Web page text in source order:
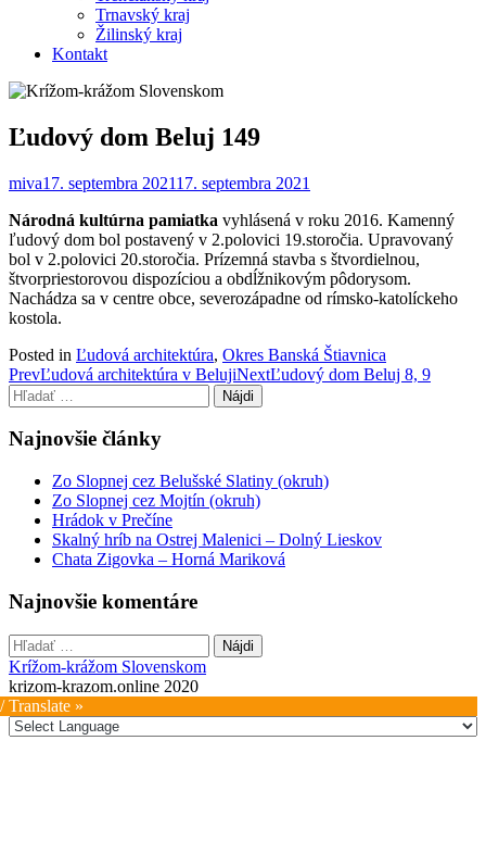
Trnavský kraj
Žilinský kraj
Kontakt
Ľudový dom Beluj 149
miva17. septembra 202117. septembra 2021
Národná kultúrna pamiatka vyhlásená v roku 2016. Kamenný
ľudový dom bol postavený v 2.polovici 19.storočia. Upravovaný
bol v 2.polovici 20.storočia. Prízemná stavba s štvordielnou,
štvorpriestorovou dispozíciou a obdĺžnikovým pôdorysom.
Nachádza sa v centre obce, severozápadne od rímsko-katolíckeho
kostola.
Posted in Ľudová architektúra, Okres Banská Štiavnica
Post
navigation
PrevĽudová architektúra v BelujiNextĽudový dom Beluj 8, 9
Hľadať:
Najnovšie články
Zo Slopnej cez Belušské Slatiny (okruh)
Zo Slopnej cez Mojtín (okruh)
Hrádok v Prečíne
Skalný hríb na Ostrej Malenici – Dolný Lieskov
Chata Zigovka – Horná Mariková
Najnovšie komentáre
Hľadať:
Krížom-krážom Slovenskom
krizom-krazom.online 2020
Translate »